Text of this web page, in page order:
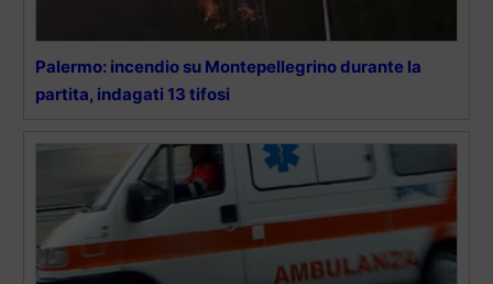
Palermo: incendio su Montepellegrino durante la
partita, indagati 13 tifosi